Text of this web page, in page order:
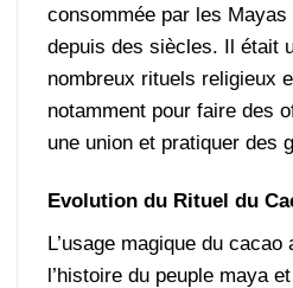
consommée par les
depuis des siècles. Il était
nombreux rituels religieux
notamment pour faire des
une union et pratiquer des
Evolution du Rituel du
L’usage magique du
l’histoire du peuple maya